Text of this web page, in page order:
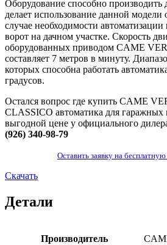
Оборудование способно производить
делает использование данной
случае необходимости
ворот на дачном участке. Скорость
оборудованных приводом CAME
составляет 7 метров в минуту.
которых способна работать
градусов.
Остался вопрос где купить CAME
CLASSICO автоматика для гаражных
выгодной цене у официального
(926) 340-98-79
Оставить заявку на
Скачать
Детали
Производитель